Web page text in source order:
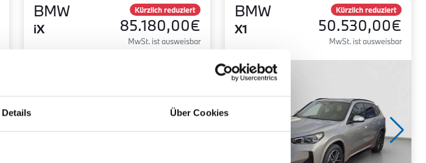
Details Über Cookies
BMW
iX
Kürzlich reduziert
85.180,00€
MwSt. ist ausweisbar
BMW
X1
Kürzlich reduziert
50.530,00€
MwSt. ist ausweisbar